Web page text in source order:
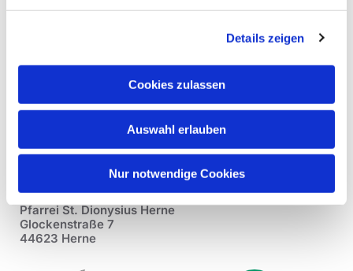
Details zeigen
Cookies zulassen
Auswahl erlauben
Nur notwendige Cookies
Pfarrei St. Dionysius Herne
Glockenstraße 7
44623 Herne